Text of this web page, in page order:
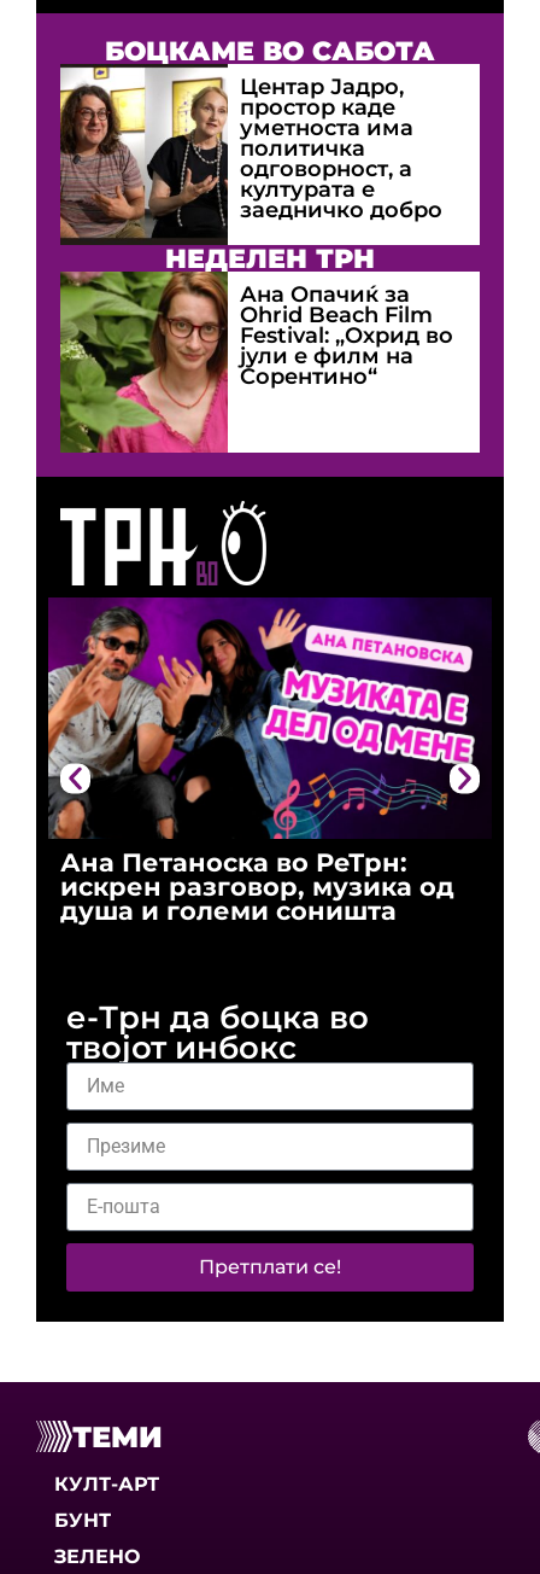
Ана Петаноска во РеТрн:
искрен разговор, музика од
душа и големи соништа
БОЦКАМЕ ВО САБОТА
Центар Јадро,
простор каде
уметноста има
политичка
одговорност, а
културата е
заедничко добро
НЕДЕЛЕН ТРН
Ана Опачиќ за
Оhrid Beach Film
Festival: „Охрид во
јули е филм на
Сорентино“
е-Трн да боцка во
твојот инбокс
Претплати се!
ТЕМИ
КУЛТ-АРТ
БУНТ
ЗЕЛЕНО